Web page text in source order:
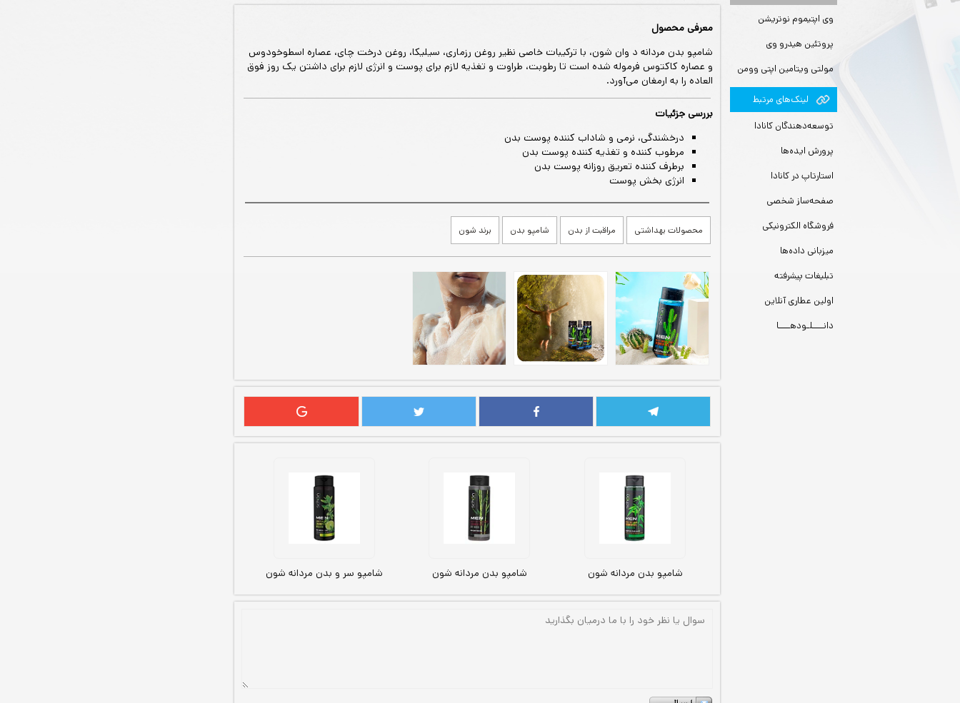
وی اپتیموم نوتریشن
پروتئین هیدرو وی
مولتی ویتامین اپتی وومن
لينك‌های مرتبط
توسعه‌دهندگان کانادا
پرورش ایده‌ها
استارتاپ در کانادا
صفحه‌ساز شخصی
فروشگاه الکترونیکی
میزبانی داده‌ها
تبلیغات پیشرفته
اولین عطاری آنلاین
دانــــلـودهــــا
معرفی محصول
شامپو بدن مردانه د وان شون، با ترکیبات خاصی نظیر روغن رزماری، سیلیکا، روغن درخت چای، عصاره اسطوخودوس
و عصاره کاکتوس فرموله شده است تا رطوبت، طراوت و تغذیه لازم برای پوست و انرژی لازم برای داشتن یک روز فوق
العاده را به ارمغان می‌آورد.
بررسی جزئیات
درخشندگی، نرمی و شاداب کننده پوست بدن
مرطوب کننده و تغذیه کننده پوست بدن
برطرف کننده تعریق روزانه پوست بدن
انرژی بخش پوست
محصولات بهداشتی مراقبت از بدن شامپو بدن برند شون
شامپو بدن مردانه شون شامپو بدن مردانه شون شامپو سر و بدن مردانه شون